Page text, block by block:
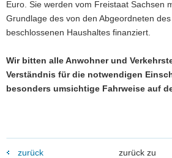
Euro. Sie werden vom Freistaat Sachsen
Grundlage des von den Abgeordneten
beschlossenen Haushaltes finanziert.
Wir bitten alle Anwohner und
Verständnis für die notwendigen
besonders umsichtige Fahrweise auf
zurück
zurück zu